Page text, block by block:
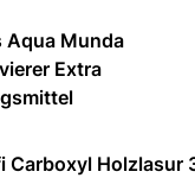
Aqua Munda
Extra
Carboxyl Holzlasur